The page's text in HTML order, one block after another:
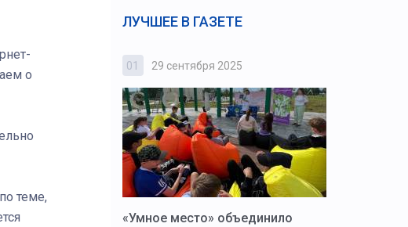
о
теме,
ЛУЧШЕЕ В ГАЗЕТЕ
Казак Алексей
01 29 сентября 2025
«Умное место» объединило